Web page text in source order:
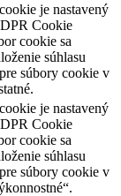
je nastavený
Cookie
cookie sa
súhlasu
súbory cookie v
je nastavený
Cookie
cookie sa
súhlasu
súbory cookie v